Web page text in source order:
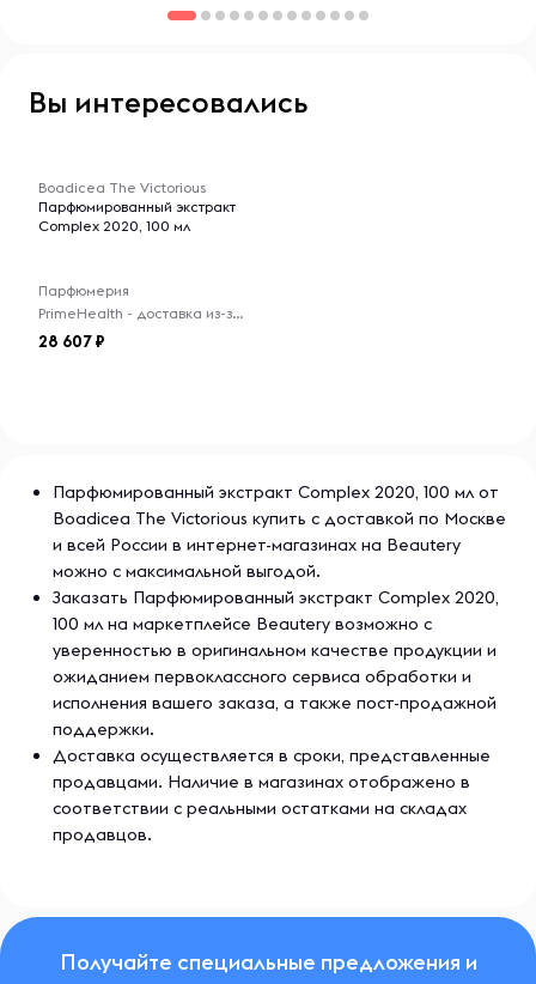
Вы интересовались
Boadicea The Victorious
Парфюмированный экстракт
Complex 2020, 100 мл
Парфюмерия
PrimeHealth - доставка из-за рубежа
28 607
Парфюмированный экстракт Complex 2020, 100 мл от
Boadicea The Victorious купить с доставкой по Москве
и всей России в интернет-магазинах на Beautery
можно с максимальной выгодой.
Заказать Парфюмированный экстракт Complex 2020,
100 мл на маркетплейсе Beautery возможно с
уверенностью в оригинальном качестве продукции и
ожиданием первоклассного сервиса обработки и
исполнения вашего заказа, а также пост-продажной
поддержки.
Доставка осуществляется в сроки, представленные
продавцами. Наличие в магазинах отображено в
соответствии с реальными остатками на складах
продавцов.
Получайте специальные предложения и